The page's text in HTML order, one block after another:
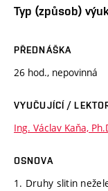
Typ (způsob)
PŘEDNÁŠKA
26 hod., nepovinná
VYUČUJÍCÍ /
Ing. Václav Kaňa,
OSNOVA
1. Druhy slitin